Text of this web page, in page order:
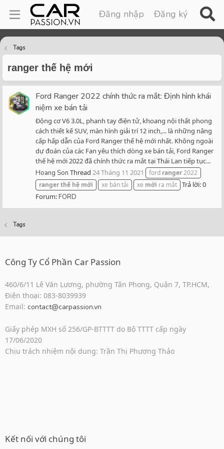
Đăng nhập Đăng ký
Tags
ranger thế hệ mới
Ford Ranger 2022 chính thức ra mắt: Định hình khái
niệm xe bán tải
Động cơ V6 3.0L, phanh tay điện tử, khoang nội thất phong
cách thiết kế SUV, màn hình giải trí 12 inch,... là những nâng
cấp hấp dẫn của Ford Ranger thế hệ mới nhất. Không ngoài
dự đoán của các Fan yêu thích dòng xe bán tải, Ford Ranger
thế hệ mới 2022 đã chính thức ra mắt tại Thái Lan tiếp tục...
Hoang Son Thread 24 Tháng 11 2021 ford ranger2022
rangerthế hệ mới xe bán tải xe mới ra mắt Trả lời: 0
Forum:FORD
Tags
Công Ty Cổ Phần Car Passion
460/6/11 Lê Văn Lương, phường Tân Phong, Quận 7, TP.HCM,
Điện thoại: 083-8039939
Email: contact@carpassion.vn
Giấy phép MXH số 256/GP-BTTTT do Bộ TTTT cấp ngày
17/06/2020
Chịu trách nhiệm nội dung: Trần Thị Phương Thảo
Kết nối với chúng tôi